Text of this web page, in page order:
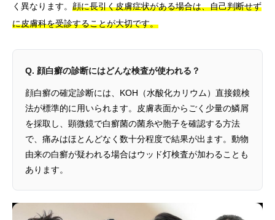
く異なります。 顔に長引く皮膚症状がある場合は、自己判断せず
に皮膚科を受診することが大切です。
Q. 顔白癬の診断にはどんな検査が使われる？
顔白癬の確定診断には、KOH（水酸化カリウム）直接鏡検
法が標準的に用いられます。皮膚表面からごく少量の鱗屑
を採取し、顕微鏡で白癬菌の菌糸や胞子を確認する方法
で、痛みはほとんどなく数十分程度で結果が出ます。動物
由来の白癬が疑われる場合はウッド灯検査が加わることも
あります。